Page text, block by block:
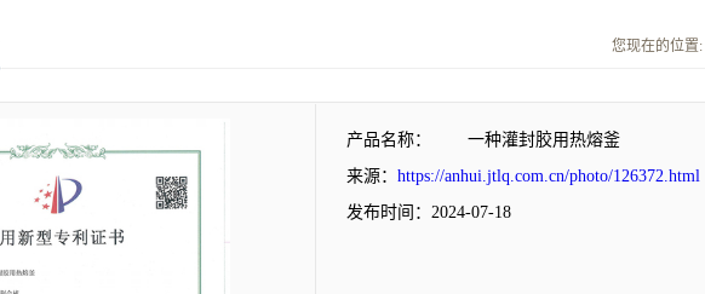
您现在的位置:
产品名称：
一种灌封胶用热熔釜
来源： https://anhui.jtlq.com.cn/photo/126372.html
发布时间：2024-07-18